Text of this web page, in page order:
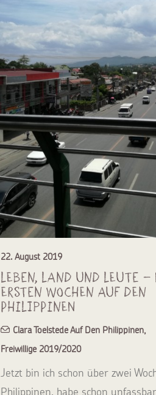
22. August 2019
Leben, Land und Leute –
ersten Wochen auf den
Philippinen
Clara Toelstede Auf Den Philippinen,
Freiwillige 2019/2020
Jetzt bin ich schon über zwei
Philippinen, habe schon